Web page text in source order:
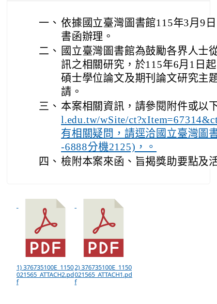
一、 依據國立臺灣圖書館115年3月9
書函辦理。
二、 國立臺灣圖書館為鼓勵各界人士
訊之相關研究，於115年6月1日
碩士學位論文及期刊論文研究主
請。
三、 本案相關資訊，請參閱附件或以
l.edu.tw/wSite/
有相關疑問，請逕洽國立臺灣圖
-6888分機2125)，。
四、 檢附本案來函、旨揭獎助要點及
1) 376735100E_1150
021565_ATTACH2.pd
f
2) 376735100E_1150
021565_ATTACH1.pd
f